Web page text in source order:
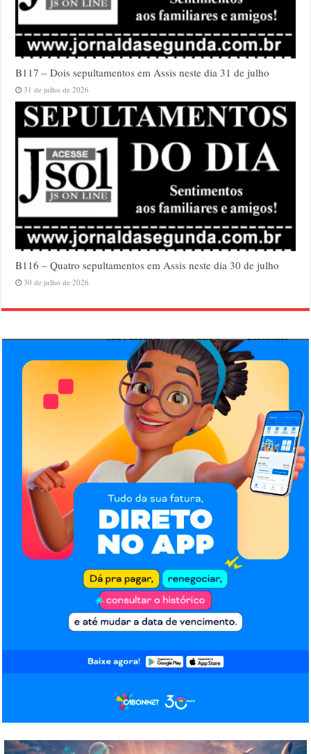
B117 – Dois sepultamentos em Assis neste dia 31 de julho
31 de julho de 2026
B116 – Quatro sepultamentos em Assis neste dia 30 de julho
30 de julho de 2026